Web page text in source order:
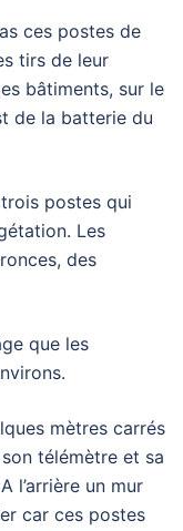
ces postes de
tirs de leur
bâtiments, sur le
de la batterie du
postes qui
Les
des
que les
mètres carrés
télémètre et sa
l’arrière un mur
car ces postes